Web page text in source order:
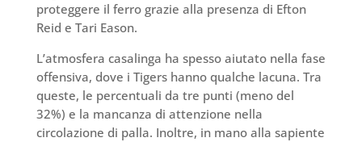
proteggere il ferro grazie alla presenza di Efton
Reid e Tari Eason.
L’atmosfera casalinga ha spesso aiutato nella fase
offensiva, dove i Tigers hanno qualche lacuna. Tra
queste, le percentuali da tre punti (meno del
32%) e la mancanza di attenzione nella
circolazione di palla. Inoltre, in mano alla sapiente